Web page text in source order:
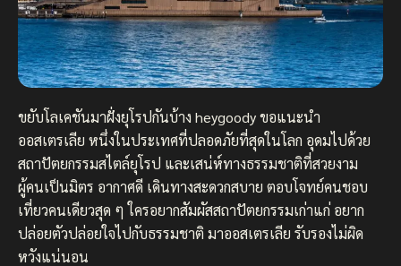
ขยับโลเคชันมาฝั่งยุโรปกันบ้าง heygoody ขอแนะนำ
ออสเตรเลีย หนึ่งในประเทศที่ปลอดภัยที่สุดในโลก อุดมไปด้วย
สถาปัตยกรรมสไตล์ยุโรป และเสน่ห์ทางธรรมชาติที่สวยงาม
ผู้คนเป็นมิตร อากาศดี เดินทางสะดวกสบาย ตอบโจทย์คนชอบ
เที่ยวคนเดียวสุด ๆ ใครอยากสัมผัสสถาปัตยกรรมเก่าแก่ อยาก
ปล่อยตัวปล่อยใจไปกับธรรมชาติ มาออสเตรเลีย รับรองไม่ผิด
หวังแน่นอน